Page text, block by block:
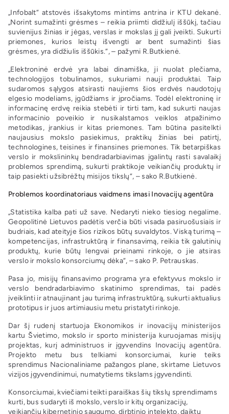
„Infobalt“ atstovės išsakytoms mintims antrina ir KTU dekanė.
„Norint sumažinti grėsmes – reikia priimti didžiulį iššūkį, tačiau
suvienijus žinias ir jėgas, verslas ir mokslas jį gali įveikti. Sukurti
priemones, kurios leistų išvengti ar bent sumažinti šias
grėsmes, yra didžiulis iššūkis.“, – pažymi R.Butkienė.
„Elektroninė erdvė yra labai dinamiška, ji nuolat plečiama,
technologijos tobulinamos, sukuriami nauji produktai. Taip
sudaromos sąlygos atsirasti naujiems šios erdvės naudotojų
elgesio modeliams, įgūdžiams ir įpročiams. Todėl elektroninę ir
informacinę erdvę reikia stebėti ir tirti tam, kad sukurti naujas
informacinio poveikio ir nusikalstamos veiklos atpažinimo
metodikas, įrankius ir kitas priemones. Tam būtina pasitelkti
naujausius mokslo pasiekimus, praktikų žinias bei patirtį,
technologines, teisines ir finansines priemones. Tik betarpiškas
verslo ir mokslininkų bendradarbiavimas įgalintų rasti savalaikį
problemos sprendimą, sukurti praktikoje veikiančių produktų ir
taip pasiekti užsibrėžtų misijos tikslų“, – sako R.Butkienė.
Problemos koordinatoriaus vaidmens imasi Inovacijų agentūra
„Statistika kalba pati už save. Nedaryti nieko tiesiog negalime.
Geopolitinė Lietuvos padėtis verčia būti visada pasiruošusiais ir
budriais, kad ateityje šios rizikos būtų suvaldytos. Viską turimą –
kompetencijas, infrastruktūrą ir finansavimą, reikia tik galutinių
produktų, kurie būtų lengvai prieinami rinkoje, o jie atsiras
verslo ir mokslo konsorciumų dėka“, – sako P. Petrauskas.
Pasa jo, misijų finansavimo programa yra efektyvus mokslo ir
verslo bendradarbiavimo skatinimo sprendimas, tai padės
įveiklinti ir atnaujinant jau turimą infrastruktūrą, sukurti aktualius
prototipus ir juos artimiausiu metu pristatyti rinkoje.
Dar šį rudenį startuoja Ekonomikos ir inovacijų ministerijos
kartu Švietimo, mokslo ir sporto ministerija kuruojamas misijų
projektas, kurį administruos ir įgyvendins Inovacijų agentūra.
Projekto metu bus telkiami konsorciumai, kurie teiks
sprendimus Nacionaliniame pažangos plane, skirtame Lietuvos
vizijos įgyvendinimui, numatytiems tikslams įgyvendinti.
Konsorciumai, kviečiami teikti paraiškas šių tikslų sprendimams
kurti, bus sudaryti iš mokslo, verslo ir kitų organizacijų,
veikiančių kibernetinio saugumo, dirbtinio intelekto, daiktų